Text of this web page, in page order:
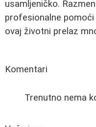
usamljeničko.
profesionalne
ovaj životni prelaz
Komentari
Trenutno nema